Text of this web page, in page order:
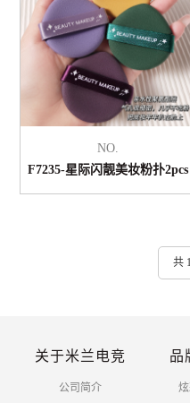
NO.
F7235-星际闪靓美妆粉扑2pcs
共
关于米兰电竞
公司简介
品